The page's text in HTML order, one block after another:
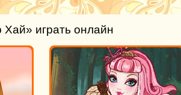
играть онлайн